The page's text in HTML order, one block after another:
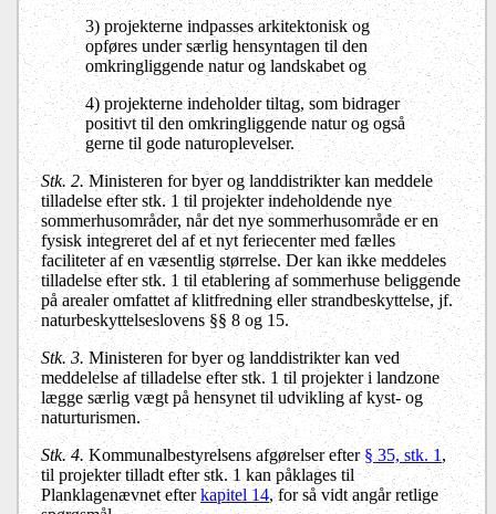
3) projekterne indpasses arkitektonisk og
opføres under særlig hensyntagen til den
omkringliggende natur og landskabet og
4) projekterne indeholder tiltag, som bidrager
positivt til den omkringliggende natur og også
gerne til gode naturoplevelser.
Stk. 2.Ministeren for byer og landdistrikter kan meddele
tilladelse efter stk. 1 til projekter indeholdende nye
sommerhusområder, når det nye sommerhusområde er en
fysisk integreret del af et nyt feriecenter med fælles
faciliteter af en væsentlig størrelse. Der kan ikke meddeles
tilladelse efter stk. 1 til etablering af sommerhuse beliggende
på arealer omfattet af klitfredning eller strandbeskyttelse, jf.
naturbeskyttelseslovens §§ 8 og 15.
Stk. 3. Ministeren for byer og landdistrikter kan ved
meddelelse af tilladelse efter stk. 1 til projekter i landzone
lægge særlig vægt på hensynet til udvikling af kyst- og
naturturismen.
Stk. 4. Kommunalbestyrelsens afgørelser efter§ 35, stk. 1,
til projekter tilladt efter stk. 1 kan påklages til
Planklagenævnet efterkapitel 14, for så vidt angår retlige